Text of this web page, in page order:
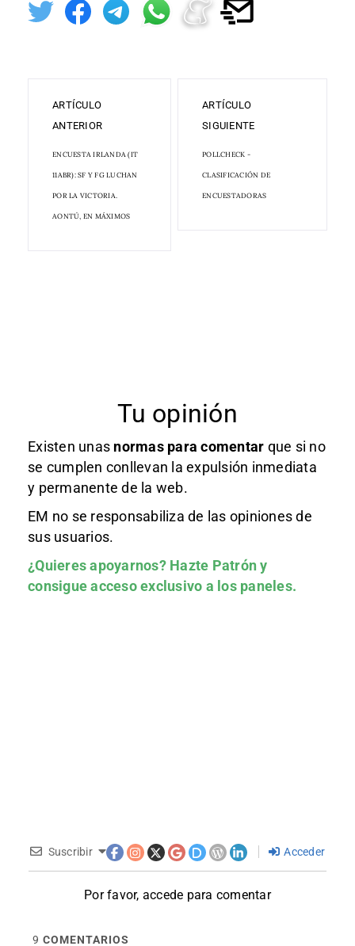
ARTÍCULO
ANTERIOR
ENCUESTA IRLANDA (IT
11ABR): SF Y FG LUCHAN
POR LA VICTORIA.
AONTÚ, EN MÁXIMOS
ARTÍCULO
SIGUIENTE
POLLCHECK -
CLASIFICACIÓN DE
ENCUESTADORAS
Tu opinión
Existen unas normas para comentar que si no
se cumplen conllevan la expulsión inmediata
y permanente de la web.
EM no se responsabiliza de las opiniones de
sus usuarios.
¿Quieres apoyarnos? Hazte Patróny
consigue acceso exclusivo a los paneles.
Suscribir Acceder
Por favor, accede para comentar
9 COMENTARIOS